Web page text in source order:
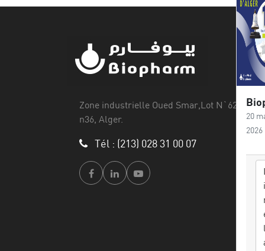
20
2026
i
Zone industrielle Oued Smar,Lot N`62, Voie
n36, Alger.
Tél : (213) 028 31 00 07